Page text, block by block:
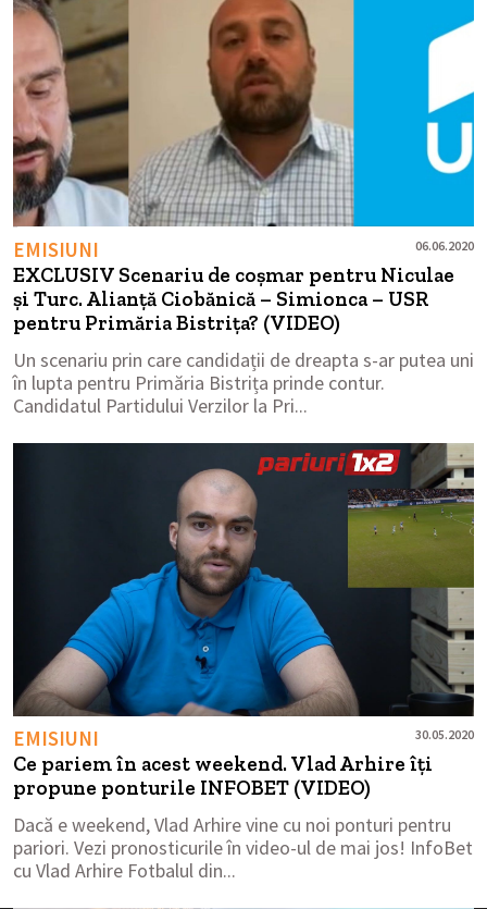
EMISIUNI 06.06.2020
EXCLUSIV Scenariu de coșmar pentru Niculae
și Turc. Alianță Ciobănică – Simionca – USR
pentru Primăria Bistrița? (VIDEO)
Un scenariu prin care candidații de dreapta s-ar putea uni
în lupta pentru Primăria Bistrița prinde contur.
Candidatul Partidului Verzilor la Pri...
EMISIUNI 30.05.2020
Ce pariem în acest weekend. Vlad Arhire îți
propune ponturile INFOBET (VIDEO)
Dacă e weekend, Vlad Arhire vine cu noi ponturi pentru
pariori. Vezi pronosticurile în video-ul de mai jos! InfoBet
cu Vlad Arhire Fotbalul din...